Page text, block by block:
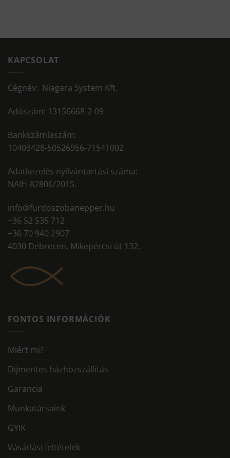
KAPCSOLAT
Cégnév: Niagara System Kft.
Adószám: 13156668-2-09
Bankszámlaszám:
10403428-50526956-71541002
Adatkezelés nyilvántartási száma:
NAIH-82806/2015.
info@furdoszobanepper.hu
+36 52 535 712
+36 70 940 2907
4030 Debrecen, Mikepércsi út 132.
FONTOS INFORMÁCIÓK
Miért mi?
Díjmentes házhozszállítás
Garancia
Munkatársaink
GYIK
Vásárlási feltételek